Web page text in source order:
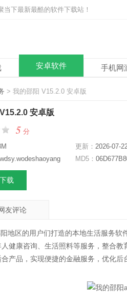
当下最新最酷的软件下载站！
安卓软件 手机网
> 我的邵阳 V15.2.0 安卓版
安卓版
5 分
更新： 2026-07-
MD5：
载
友评论
地区的用户们打造的本地生活服务
健康咨询、生活照料等服务，整合
产品，实现便捷的金融服务，优化